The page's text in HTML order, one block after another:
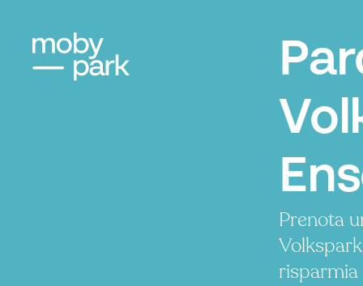
Prenota
risparmia